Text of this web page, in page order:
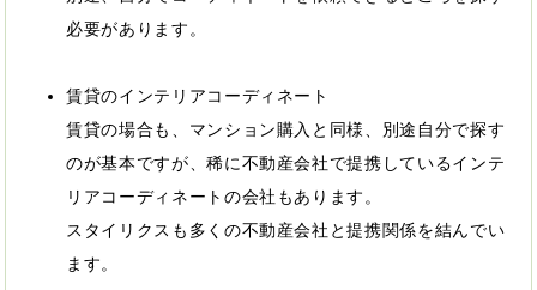
必要があります。
賃貸のインテリアコーディネート
賃貸の場合も、マンション購入と同様、別途自分で探す
のが基本ですが、稀に不動産会社で提携しているインテ
リアコーディネートの会社もあります。
スタイリクスも多くの不動産会社と提携関係を結んでい
ます。